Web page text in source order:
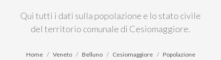
Qui tutti i dati sulla popolazione e lo stato civile
del territorio comunale di Cesiomaggiore.
Home Veneto Belluno Cesiomaggiore Popolazione